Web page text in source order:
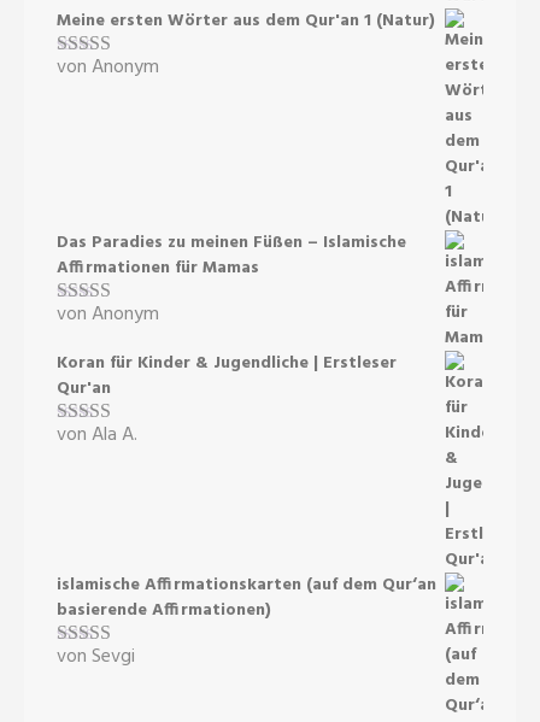
Meine ersten Wörter aus dem Qur'an 1 (Natur)
Bewertet mit
von Anonym
Das Paradies zu meinen Füßen – Islamische
Affirmationen für Mamas
Bewertet mit
von Anonym
Koran für Kinder & Jugendliche | Erstleser
Qur'an
Bewertet mit
von Ala A.
islamische Affirmationskarten (auf dem Qur‘an
basierende Affirmationen)
Bewertet mit
von Sevgi